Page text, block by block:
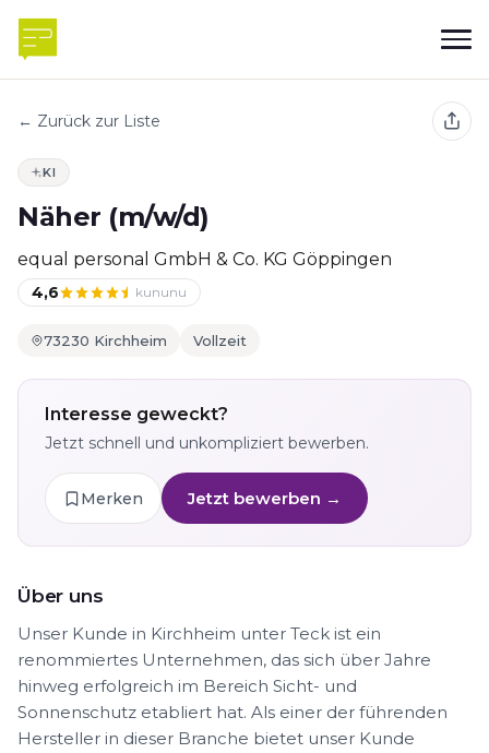
← Zurück zur Liste
KI
Näher (m/w/d)
equal personal GmbH & Co. KG Göppingen
4,6 kununu
73230 Kirchheim Vollzeit
Interesse geweckt?
Jetzt schnell und unkompliziert bewerben.
Merken Jetzt bewerben →
Über uns
Unser Kunde in Kirchheim unter Teck ist ein
renommiertes Unternehmen, das sich über Jahre
hinweg erfolgreich im Bereich Sicht- und
Sonnenschutz etabliert hat. Als einer der führenden
Hersteller in dieser Branche bietet unser Kunde